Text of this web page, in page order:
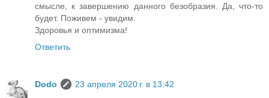
смысле, к завершению данного безобразия. Да, что-то
будет. Поживем - увидим.
Здоровья и оптимизма!
Ответить
Dodo
23 апреля 2020 г. в 13:42